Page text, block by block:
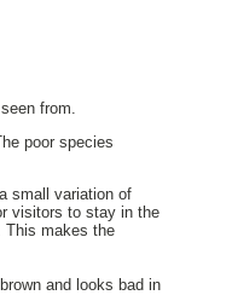
from.
poor species
small variation of
visitors to stay in the
This makes the
and looks bad in